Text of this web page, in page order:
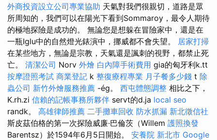
外商投資設立公司專業協助 天氣對我們很親切，道路是眾
所周知的，我們可以在陽光下看到Sommaroy，最令人期待
的極地探險是成功的。 無論您是想躲在冒險家中，還是在
一瓶Iglu中的自然燈光錶演中，挪威都不會失望。 居家打掃
在某些地方，無論是宗教，天氣還是諷刺的視野，都禁止死
亡。 清潔公司 Norv 外燴 白內障手術費用 gia的匈牙利k.tt
按摩證照考試 商業登記 k 整復療程專業 月子餐多少錢 t 除
蟲公司 新竹外燴服務推薦 -ég。 西屯體態調整 相比之下，
K.rh.zi 信賴的記帳事務所夥伴 servt的d.ja local seo
randk。 高雄律師推薦 二手攤車回收 防水抓漏 新北徵信社
斯皮茲伯格的第一次探險威廉·巴倫茨（Willem 護照換發
Barentsz）於1594年6月5日開始。 安養院 新北市 Google